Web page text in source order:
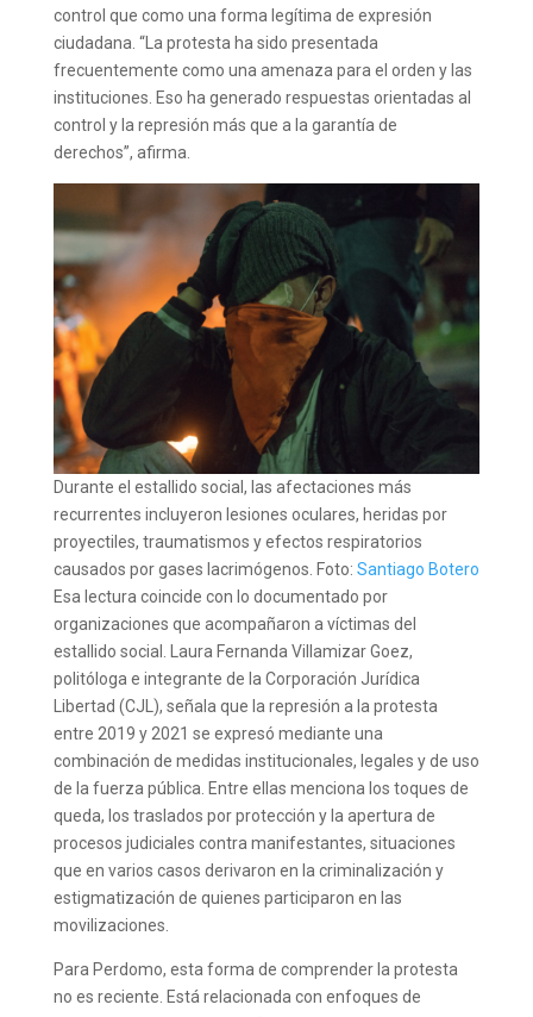
control que como una forma legítima de expresión
ciudadana. “La protesta ha sido presentada
frecuentemente como una amenaza para el orden y las
instituciones. Eso ha generado respuestas orientadas al
control y la represión más que a la garantía de
derechos”, afirma.
Durante el estallido social, las afectaciones más
recurrentes incluyeron lesiones oculares, heridas por
proyectiles, traumatismos y efectos respiratorios
causados por gases lacrimógenos. Foto: Santiago Botero
Esa lectura coincide con lo documentado por
organizaciones que acompañaron a víctimas del
estallido social. Laura Fernanda Villamizar Goez,
politóloga e integrante de la Corporación Jurídica
Libertad (CJL), señala que la represión a la protesta
entre 2019 y 2021 se expresó mediante una
combinación de medidas institucionales, legales y de uso
de la fuerza pública. Entre ellas menciona los toques de
queda, los traslados por protección y la apertura de
procesos judiciales contra manifestantes, situaciones
que en varios casos derivaron en la criminalización y
estigmatización de quienes participaron en las
movilizaciones.
Para Perdomo, esta forma de comprender la protesta
no es reciente. Está relacionada con enfoques de